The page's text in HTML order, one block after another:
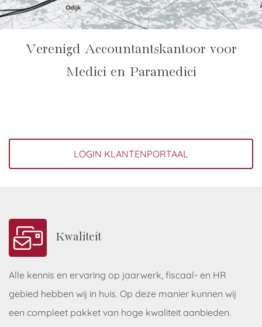
Verenigd Accountantskantoor voor
Medici en Paramedici
LOGIN KLANTENPORTAAL
Kwaliteit
Alle kennis en ervaring op jaarwerk, fiscaal- en HR
gebied hebben wij in huis. Op deze manier kunnen wij
een compleet pakket van hoge kwaliteit aanbieden.